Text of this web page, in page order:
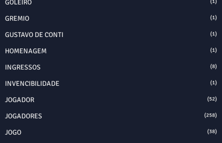
GOLEIRO
GREMIO (1)
GUSTAVO DE CONTI (1)
HOMENAGEM (1)
INGRESSOS (8)
INVENCIBILIDADE (1)
JOGADOR (52)
JOGADORES (258)
JOGO (38)